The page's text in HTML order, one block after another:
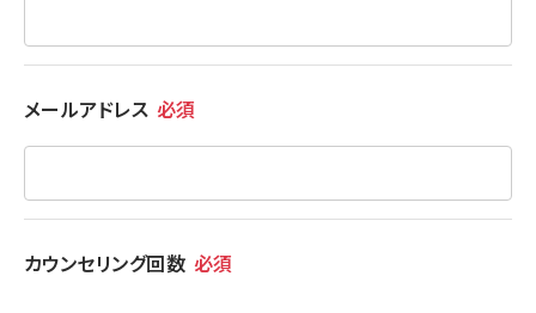
メールアドレス 必須
カウンセリング回数 必須